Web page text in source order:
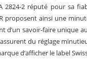
2 réputé pour sa
proposent ainsi une
savoir-faire unique
du réglage
d’afficher le label